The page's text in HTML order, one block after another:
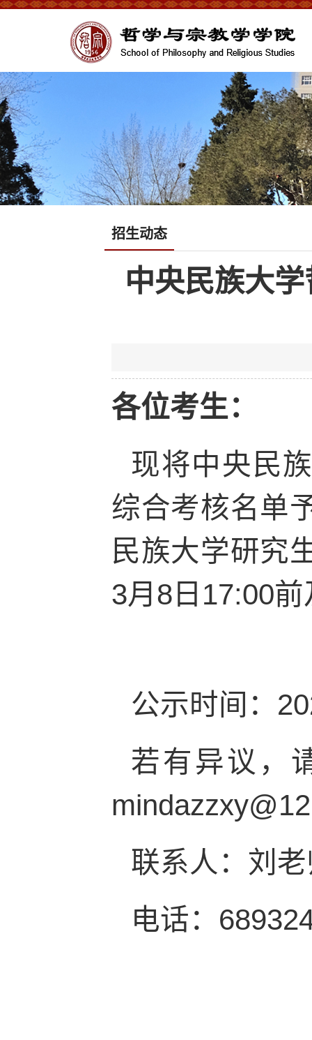
招生动态
中央民族大
各位考生：
现将中央民
综合考核名单
民族大学研究
3月8日17:00
公示时间：
若有异议，
联系人：刘
电话：